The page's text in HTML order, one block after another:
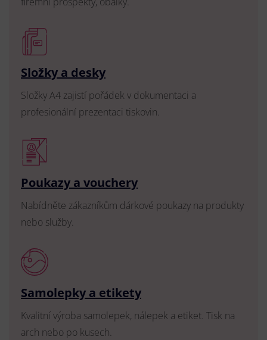
Složky a desky
Složky A4 zajistí pořádek v dokumentaci a
profesionální prezentaci tiskovin.
Poukazy a vouchery
Nabídněte zákazníkům dárkové poukazy na produkty
nebo služby.
Samolepky a etikety
Kvalitní výroba samolepek, nálepek a etiket. Tisk na
arch nebo po kusech.